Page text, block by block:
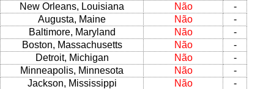
New Orleans, Louisiana
Não
-
Augusta, Maine
Não
-
Baltimore, Maryland
Não
-
Boston, Massachusetts
Não
-
Detroit, Michigan
Não
-
Minneapolis, Minnesota
Não
-
Jackson, Mississippi
Não
-